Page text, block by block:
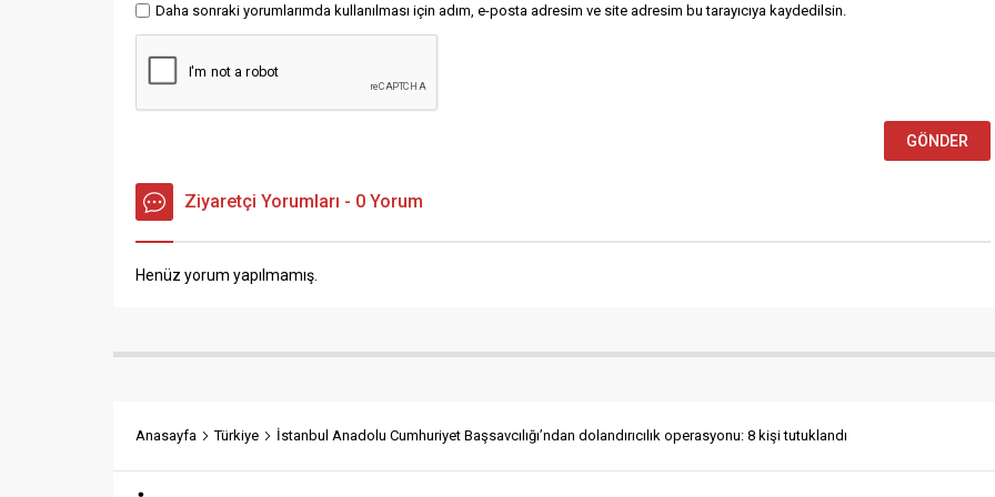
Daha sonraki yorumlarımda kullanılması için adım, e-posta adresim ve site adresim bu tarayıcıya kaydedilsin.
Ziyaretçi Yorumları - 0 Yorum
Henüz yorum yapılmamış.
Anasayfa Türkiye İstanbul Anadolu Cumhuriyet Başsavcılığı’ndan dolandırıcılık operasyonu: 8 kişi tutuklandı